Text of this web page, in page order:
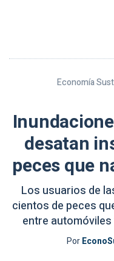
Economía
desatan
peces que
Los usuarios de
cientos de peces
entre
Por